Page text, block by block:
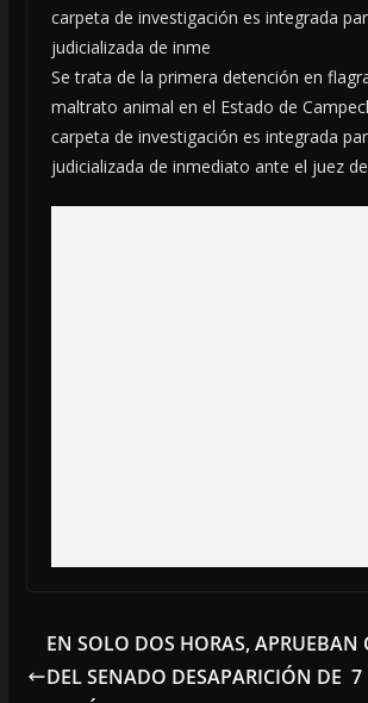
carpeta de investigación es integrada
judicializada de inme
Se trata de la primera detención en
maltrato animal en el Estado de
carpeta de investigación es integrada
judicializada de inmediato ante el juez
EN SOLO DOS HORAS, APRUEBAN
DEL SENADO DESAPARICIÓN DE 7